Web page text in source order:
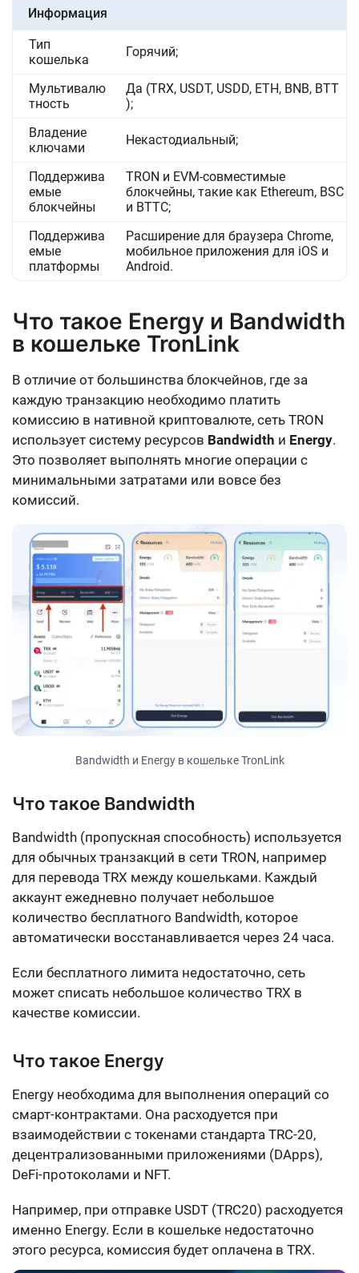
Информация
Тип
кошелька
Горячий;
Мультивалю
тность
Да (TRX, USDT, USDD, ETH, BNB, BTT
);
Владение
ключами
Некастодиальный;
Поддержива
емые
блокчейны
TRON и EVM-совместимые
блокчейны, такие как Ethereum, BSC
и BTTC;
Поддержива
емые
платформы
Расширение для браузера Chrome,
мобильное приложения для iOS и
Android.
Что такое Energy и Bandwidth
в кошельке TronLink
В отличие от большинства блокчейнов, где за
каждую транзакцию необходимо платить
комиссию в нативной криптовалюте, сеть TRON
использует систему ресурсов Bandwidth и Energy.
Это позволяет выполнять многие операции с
минимальными затратами или вовсе без
комиссий.
Bandwidth и Energy в кошельке TronLink
Что такое Bandwidth
Bandwidth (пропускная способность) используется
для обычных транзакций в сети TRON, например
для перевода TRX между кошельками. Каждый
аккаунт ежедневно получает небольшое
количество бесплатного Bandwidth, которое
автоматически восстанавливается через 24 часа.
Если бесплатного лимита недостаточно, сеть
может списать небольшое количество TRX в
качестве комиссии.
Что такое Energy
Energy необходима для выполнения операций со
смарт-контрактами. Она расходуется при
взаимодействии с токенами стандарта TRC-20,
децентрализованными приложениями (DApps),
DeFi-протоколами и NFT.
Например, при отправке USDT (TRC20) расходуется
именно Energy. Если в кошельке недостаточно
этого ресурса, комиссия будет оплачена в TRX.